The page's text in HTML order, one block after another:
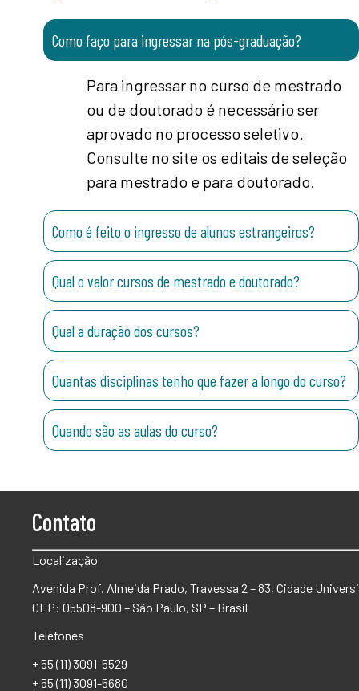
Como faço para ingressar na pós-graduação?
Para ingressar no curso de mestrado
ou de doutorado é necessário ser
aprovado no processo seletivo.
Consulte no site os editais de seleção
para mestrado e para doutorado.
Como é feito o ingresso de alunos estrangeiros?
Qual o valor cursos de mestrado e doutorado?
Qual a duração dos cursos?
Quantas disciplinas tenho que fazer a longo do curso?
Quando são as aulas do curso?
Contato
Localização
Avenida Prof. Almeida Prado, Travessa 2 – 83, Cidade
CEP: 05508-900 – São Paulo, SP – Brasil
Telefones
+ 55 (11) 3091-5529
+ 55 (11) 3091-5680